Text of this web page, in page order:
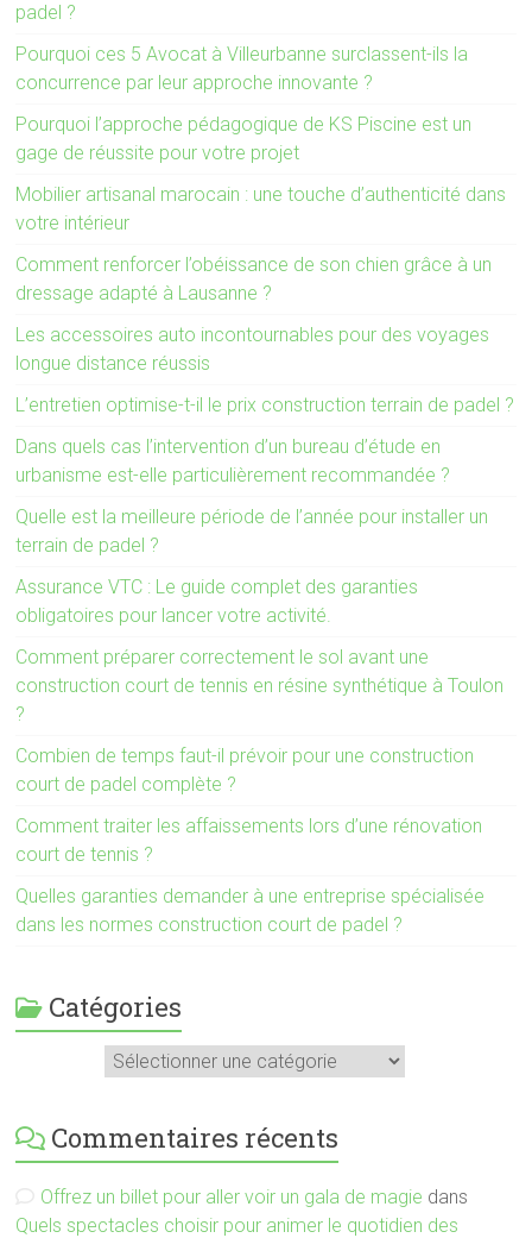
padel ?
Pourquoi ces 5 Avocat à Villeurbanne surclassent-ils la
concurrence par leur approche innovante ?
Pourquoi l’approche pédagogique de KS Piscine est un
gage de réussite pour votre projet
Mobilier artisanal marocain : une touche d’authenticité dans
votre intérieur
Comment renforcer l’obéissance de son chien grâce à un
dressage adapté à Lausanne ?
Les accessoires auto incontournables pour des voyages
longue distance réussis
L’entretien optimise-t-il le prix construction terrain de padel ?
Dans quels cas l’intervention d’un bureau d’étude en
urbanisme est-elle particulièrement recommandée ?
Quelle est la meilleure période de l’année pour installer un
terrain de padel ?
Assurance VTC : Le guide complet des garanties
obligatoires pour lancer votre activité.
Comment préparer correctement le sol avant une
construction court de tennis en résine synthétique à Toulon
?
Combien de temps faut-il prévoir pour une construction
court de padel complète ?
Comment traiter les affaissements lors d’une rénovation
court de tennis ?
Quelles garanties demander à une entreprise spécialisée
dans les normes construction court de padel ?
Catégories
Commentaires récents
Offrez un billet pour aller voir un gala de magie dans
Quels spectacles choisir pour animer le quotidien des